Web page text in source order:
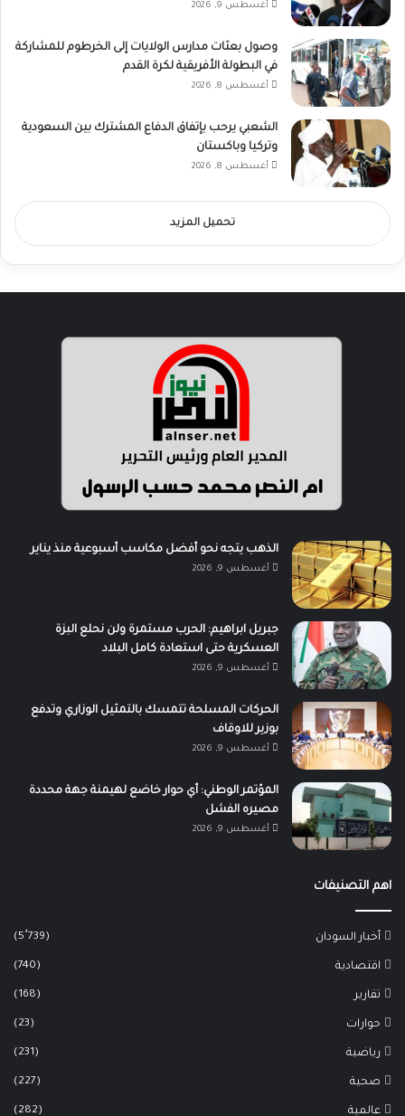
أغسطس 9, 2026
وصول بعثات مدارس الولايات إلى الخرطوم للمشاركة
في البطولة الأفريقية لكرة القدم
أغسطس 8, 2026
الشعبي يرحب بإتفاق الدفاع المشترك بين السعودية
وتركيا وباكستان
أغسطس 8, 2026
تحميل المزيد
الذهب يتجه نحو أفضل مكاسب أسبوعية منذ يناير
أغسطس 9, 2026
جبريل ابراهيم: الحرب مستمرة ولن نحلع البزة
العسكرية حتى استعادة كامل البلاد
أغسطس 9, 2026
الحركات المسلحة تتمسك بالتمثيل الوزاري وتدفع
بوزير للاوقاف
أغسطس 9, 2026
المؤتمر الوطني: أي حوار خاضع لهيمنة جهة محددة
مصيره الفشل
أغسطس 9, 2026
اهم التصنيفات
أخبار السودان (5٬739)
اقتصادية (740)
تقارير (168)
حوارات (23)
رياضية (231)
صحية (227)
عالمية (282)